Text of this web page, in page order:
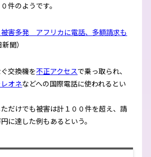
件のようです。
被害多発 アフリカに電話、多額請求も
聞）
交換機を不正アクセスで乗っ取られ、
オネなどへの国際電話に使われるとい
だけでも被害は計１００件を超え、請
に達した例もあるという。